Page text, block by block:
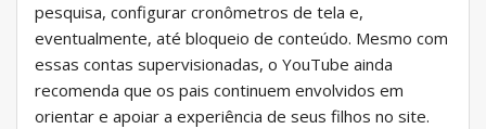
pesquisa, configurar cronômetros de tela e,
eventualmente, até bloqueio de conteúdo. Mesmo com
essas contas supervisionadas, o YouTube ainda
recomenda que os pais continuem envolvidos em
orientar e apoiar a experiência de seus filhos no site.